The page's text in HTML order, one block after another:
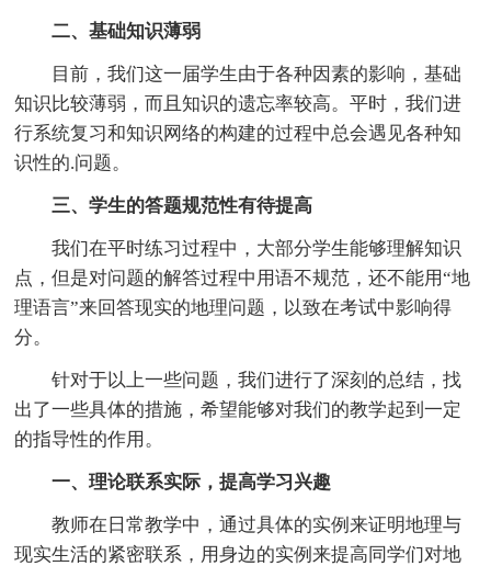
二、基础知识薄弱
目前，我们这一届学生由于各种因素的影响，基础
知识比较薄弱，而且知识的遗忘率较高。平时，我们进
行系统复习和知识网络的构建的过程中总会遇见各种知
识性的.问题。
三、学生的答题规范性有待提高
我们在平时练习过程中，大部分学生能够理解知识
点，但是对问题的解答过程中用语不规范，还不能用“地
理语言”来回答现实的地理问题，以致在考试中影响得
分。
针对于以上一些问题，我们进行了深刻的总结，找
出了一些具体的措施，希望能够对我们的教学起到一定
的指导性的作用。
一、理论联系实际，提高学习兴趣
教师在日常教学中，通过具体的实例来证明地理与
现实生活的紧密联系，用身边的实例来提高同学们对地